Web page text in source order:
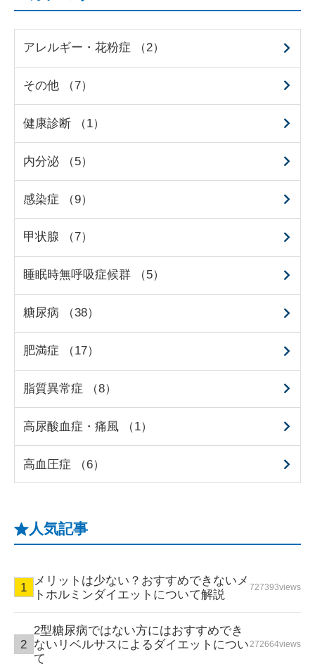
アレルギー・花粉症 （2）
その他 （7）
健康診断 （1）
内分泌 （5）
感染症 （9）
甲状腺 （7）
睡眠時無呼吸症候群 （5）
糖尿病 （38）
肥満症 （17）
脂質異常症 （8）
高尿酸血症・痛風 （1）
高血圧症 （6）
人気記事
メリットは少ない？おすすめできないメ
トホルミンダイエットについて解説
727393views
2型糖尿病ではない方にはおすすめでき
ないリベルサスによるダイエットについ
て
272664views